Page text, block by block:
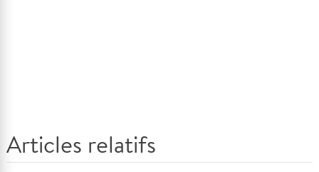
Articles relatifs